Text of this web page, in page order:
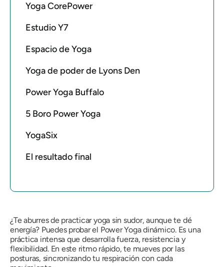
Yoga CorePower
Estudio Y7
Espacio de Yoga
Yoga de poder de Lyons Den
Power Yoga Buffalo
5 Boro Power Yoga
YogaSix
El resultado final
¿Te aburres de practicar yoga sin sudor, aunque te dé
energía? Puedes probar el Power Yoga dinámico. Es una
práctica intensa que desarrolla fuerza, resistencia y
flexibilidad. En este ritmo rápido, te mueves por las
posturas, sincronizando tu respiración con cada